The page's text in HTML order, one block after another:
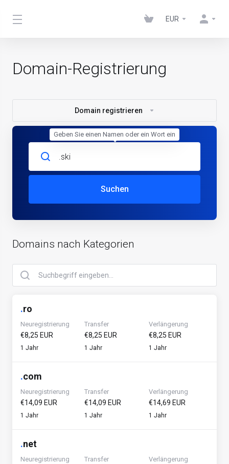
EUR
Domain-Registrierung
Domain registrieren
Suchen
Domains nach Kategorien
.ro
Neuregistrierung
€8,25 EUR
1 Jahr
Transfer
€8,25 EUR
1 Jahr
Verlängerung
€8,25 EUR
1 Jahr
.com
Neuregistrierung
€14,09 EUR
1 Jahr
Transfer
€14,09 EUR
1 Jahr
Verlängerung
€14,69 EUR
1 Jahr
.net
Neuregistrierung Transfer Verlängerung
Geben Sie einen Namen oder ein Wort ein